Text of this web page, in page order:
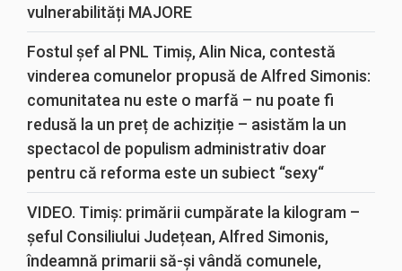
vulnerabilități MAJORE
Fostul șef al PNL Timiș, Alin Nica, contestă
vinderea comunelor propusă de Alfred Simonis:
comunitatea nu este o marfă – nu poate fi
redusă la un preț de achiziție – asistăm la un
spectacol de populism administrativ doar
pentru că reforma este un subiect “sexy“
VIDEO. Timiș: primării cumpărate la kilogram –
șeful Consiliului Județean, Alfred Simonis,
îndeamnă primarii să-și vândă comunele,